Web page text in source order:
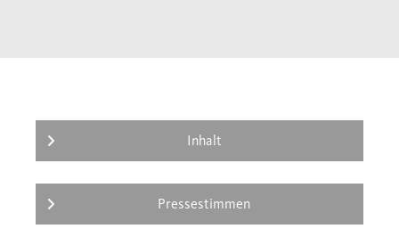
– und gelegentlich auch die Problematik –
seines revolutionären Denkens deutlich.
Inhalt
Pressestimmen